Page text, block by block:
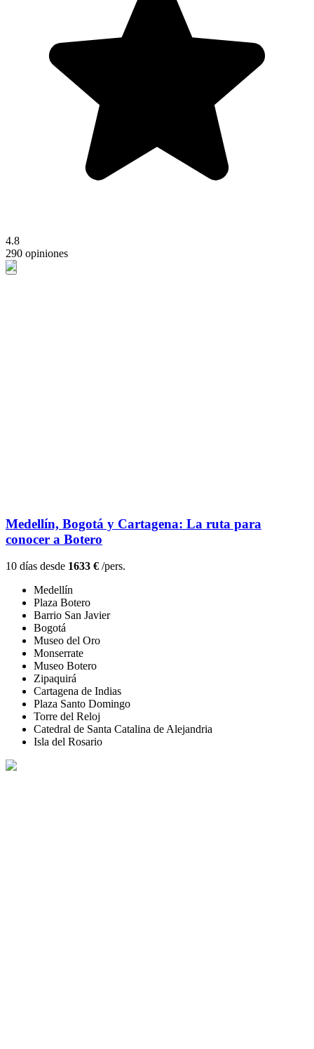
4.8
290 opiniones
Medellín, Bogotá y Cartagena: La ruta para
conocer a Botero
10 días desde 1633 € /pers.
Medellín
Plaza Botero
Barrio San Javier
Bogotá
Museo del Oro
Monserrate
Museo Botero
Zipaquirá
Cartagena de Indias
Plaza Santo Domingo
Torre del Reloj
Catedral de Santa Catalina de Alejandria
Isla del Rosario